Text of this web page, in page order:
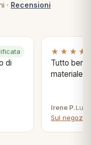
· Recensioni
di
Tutto bene
materiale .
Irene P.Lug
Sul negozio